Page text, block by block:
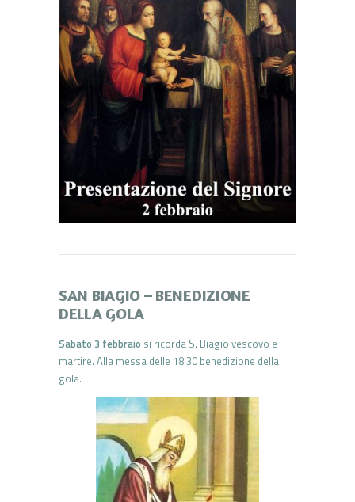
SAN BIAGIO – BENEDIZIONE
DELLA GOLA
Sabato 3 febbraio si ricorda S. Biagio vescovo e
martire. Alla messa delle 18.30 benedizione della
gola.